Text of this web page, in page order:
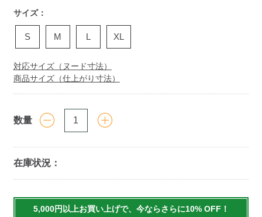
サイズ：
S M L XL
対応サイズ（ヌード寸法）
商品サイズ（仕上がり寸法）
数量
在庫状況：
to
5,000円以上お買い上げで、今ならさらに10% OFF！